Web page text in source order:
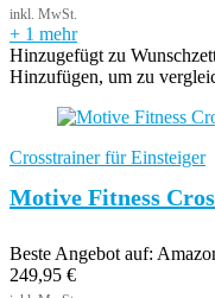
+ 1 mehr
Hinzugefügt zu
Hinzufügen, um zu
Crosstrainer für Einsteiger
Motive Fitness
Beste Angebot auf:
249,95 €